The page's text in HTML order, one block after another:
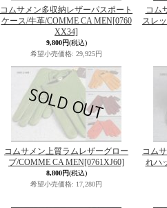
コムサメン多収納レザーパスポート
ケース/牛革/COMME CA MEN[0760
XX34]
9,800円(税込)
希望小売価格: 29,925円
コム
スレ
コムサメン上質ラムレザーグロー
ブ/COMME CA MEN[0761XJ60]
8,800円(税込)
希望小売価格: 17,280円
コム
れハ